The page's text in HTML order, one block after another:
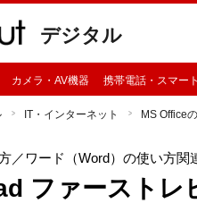
デジタル
カメラ・AV機器 携帯電話・スマー
IT・インターネット MS Office
／ワード（Word）の使い方関
ファーストレ